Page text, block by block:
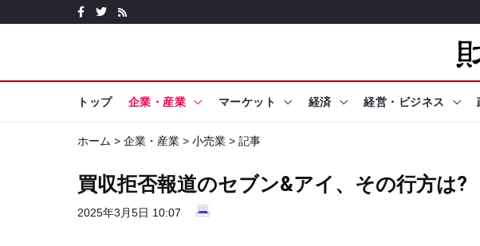
トップ 企業・産業 マーケット 経済 経営・ビジネス
ホーム > 企業・産業 > 小売業 > 記事
買収拒否報道のセブン&アイ、その行方は?
2025年3月5日 10:07